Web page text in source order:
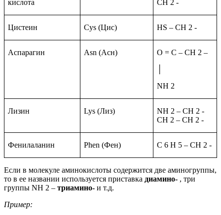
кислота CH 2 -
Цистеин Cys (Цис) HS – CH 2 -
Аспарагин Asn (Асн)
O = C – CH 2 –
NH 2
Лизин Lys (Лиз)
NH 2 – CH 2 -
CH 2 – CH 2 -
Фенилаланин Phen (Фен) C 6 H 5 – CH 2 -
Если в молекуле аминокислоты содержится две аминогруппы,
то в ее названии используется приставка диамино- , три
группы NH 2 – триамино- и т.д.
Пример: